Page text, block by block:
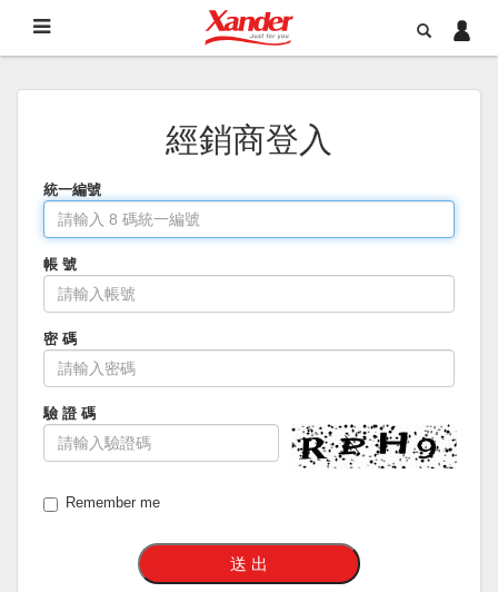
經銷商登入
統一編號
帳 號
密 碼
驗 證 碼
Remember me